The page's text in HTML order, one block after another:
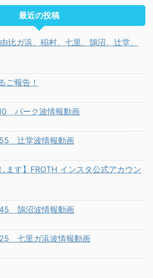
最近の投稿
ガ浜、稲村、七里、鵠沼、辻堂、
ご報告！
パーク波情報動画
辻堂波情報動画
ます】FROTH インスタ公式アカウン
鵠沼波情報動画
七里ガ浜波情報動画